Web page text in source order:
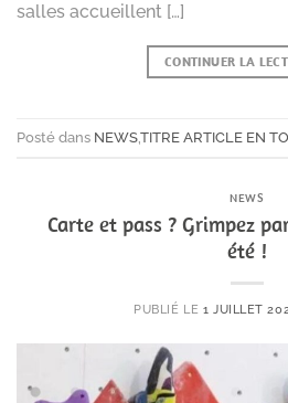
salles accueillent […]
CONTINUER LA
Posté dans NEWSTITRE ARTICLE EN
NEWS
Carte et pass ? Grimpez
été !
PUBLIÉ LE 1 JUILLET